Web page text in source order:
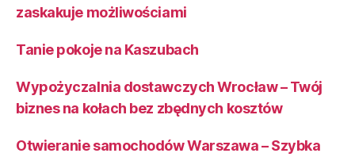
zaskakuje możliwościami
Tanie pokoje na Kaszubach
Wypożyczalnia dostawczych Wrocław – Twój
biznes na kołach bez zbędnych kosztów
Otwieranie samochodów Warszawa – Szybka